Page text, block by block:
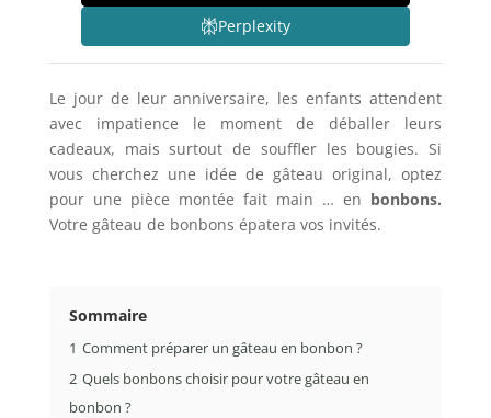
Perplexity
Le jour de leur anniversaire, les enfants attendent
avec impatience le moment de déballer leurs
cadeaux, mais surtout de souffler les bougies. Si
vous cherchez une idée de gâteau original, optez
pour une pièce montée fait main … en bonbons.
Votre gâteau de bonbons épatera vos invités.
Sommaire
1 Comment préparer un gâteau en bonbon ?
2 Quels bonbons choisir pour votre gâteau en
bonbon ?